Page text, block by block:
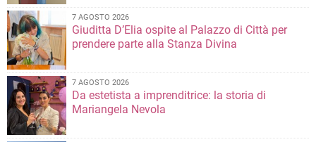
7 AGOSTO 2026
Giuditta D’Elia ospite al Palazzo di Città per
prendere parte alla Stanza Divina
7 AGOSTO 2026
Da estetista a imprenditrice: la storia di
Mariangela Nevola